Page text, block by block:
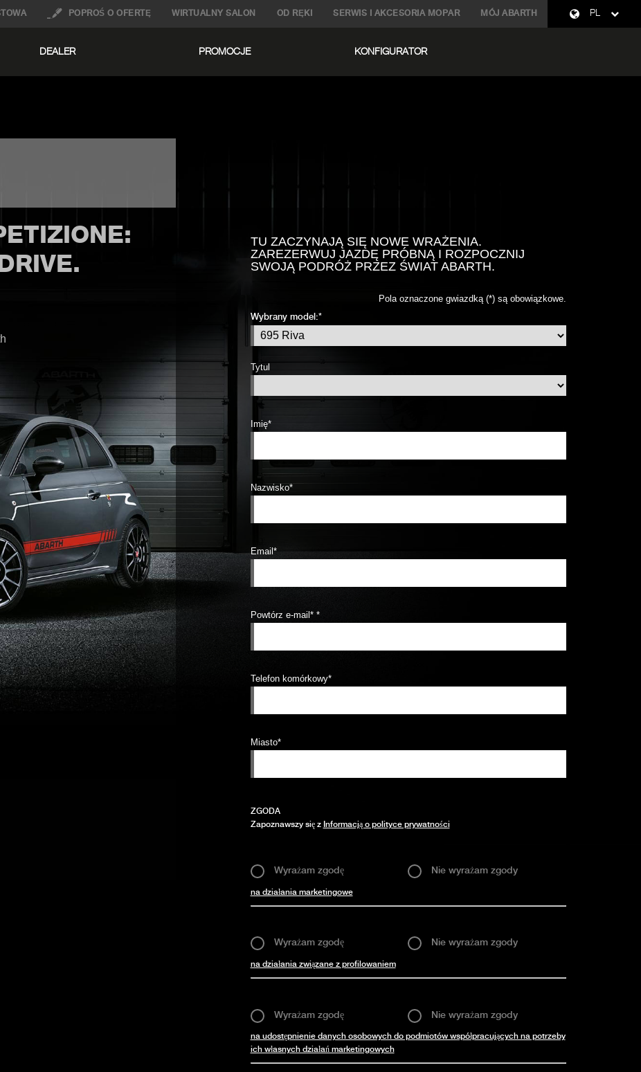
POPROŚ O OFERTĘ WIRTUALNY SALON OD RĘKI SERWIS I AKCESORIA MOPAR MÓJ ABARTH PL
DEALER PROMOCJE KONFIGURATOR
TU ZACZYNAJĄ SIĘ NOWE WRAŻENIA.
ZAREZERWUJ JAZDĘ PRÓBNĄ I ROZPOCZNIJ
SWOJĄ PODRÓŻ PRZEZ ŚWIAT ABARTH.
Pola oznaczone gwiazdką (*) są obowiązkowe.
Wybrany model:*
Tytul
Imię*
Nazwisko*
Email*
Powtórz e-mail* *
Telefon komórkowy*
Miasto*
ZGODA
Zapoznawszy się z Informacją o polityce prywatności
Wyrażam zgodę Nie wyrażam zgody
na działania marketingowe
Wyrażam zgodę Nie wyrażam zgody
na działania związane z profilowaniem
Wyrażam zgodę Nie wyrażam zgody
na udostępnienie danych osobowych do podmiotów współpracujących na potrzeby
ich własnych działań marketingowych